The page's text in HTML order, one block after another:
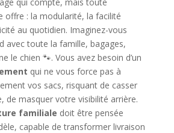
offre : la modularité, la facilité
au quotidien. Imaginez-vous
avec toute la famille, bagages,
le chien 🐾. Vous avez besoin d’un
qui ne vous force pas à
vos sacs, risquant de casser
de masquer votre visibilité arrière.
familiale doit être pensée
capable de transformer livraison